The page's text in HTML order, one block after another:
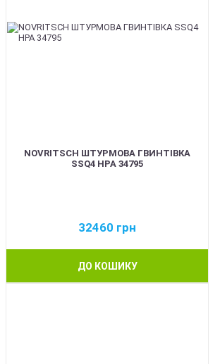
NOVRITSCH ШТУРМОВА ГВИНТІВКА
SSQ4 HPA 34795
32460 грн
ДО КОШИКУ